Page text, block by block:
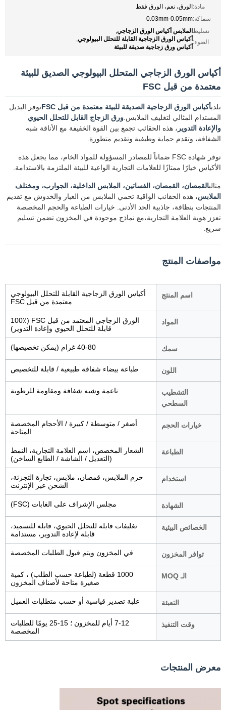
مادة:الورق، نعم، الورق فقط
سماكة:0.03mm-0.05mm
تسليط
الضوء:
الملابس أكياس الورق الزجاجي,
أكياس الورق الزجاجية القابلة للتحلل البيولوجي,
أكياس ورق زجاجية صديقة للبيئة
أكياس الورق الزجاجي المتحلل البيولوجي الصديق للبيئة
معتمدة من قبل FSC
بلديأكياس الورق الزجاجية الصديقة للبيئة معتمدة من قبل FSC
توفر البديل
المستدام المثالي لتغليف الملابس. ورق الزجاج القابل للتحلل الحيوي
والإعادة التدوير ، هذه الحقائب تجمع بين القوة الخفيفة مع الأناقة شبه
الشفافة، وتقدم حماية وظيفية وتقديم متطورة.
توفر شهادة FSC ضماناً للمصادر المسؤولة للمواد الخام، مما يجعل هذه
الأكياس خيارًا ممتازًا للعلامات التجارية الواعية للبيئة الملتزمة بالاستدامة.
مثاليالقمصان، القمصان، الفساتين، الملابس الداخلية، الجوارب، ومختلف
الملابس، هذه الحقائب الواقية تحمي الملابس من الغبار والخدوش مع تقديم
المنتجات بنظافة، جاذبية الحد الأدنى. خيارات الطباعة والحجم المخصصة
تعزز هوية العلامة التجارية،مع نماذج موجودة في المخزون تضمن تسليم
سريع.
مواصفات المنتج
اسم المنتج
أكياس الورق الزجاجية القابلة للتحلل البيولوجي
معتمدة من قبل FSC
المواد
الورق الزجاجي المعتمد من قبل FSC (100٪
قابلة للتحلل الحيوي وإعادة التدوير)
سمك 40-80 غرام (يمكن تخصيصها)
اللون طباعة بيضاء شفافة طبيعية / قابلة للتخصيص
التشطيب
السطحي
ناعمة وشبه شفافة ومقاومة للرطوبة
خيارات الحجم
أصغر / متوسطة / كبيرة / الأحجام المخصصة
المتاحة
الطباعة
الشعار المخصص، اسم العلامة التجارية، النمط
(التعديل / الشاشة / الطابع الساخن)
استخدام
حزم الملابس، قمصان، ملابس، تجارة التجزئة،
الشحن عبر الإنترنت
الشهادة مجلس الإشراف على الغابات (FSC)
الخصائص البيئية
تغليفات قابلة للتحلل الحيوي، قابلة للتسميد،
قابلة لإعادة التدوير، مستدامة
توافر المخزون في المخزون ويتم قبول الطلبات المخصصة
الـ MOQ
1000 قطعة (لطباعة حسب الطلب) ، كمية
صغيرة متاحة لأصناف المخزون
التعبئة علبة تصدير قياسية أو حسب متطلبات العميل
وقت التنفيذ
7-12 أيام للمخزون ؛ 15-25 يومًا للطلبات
المخصصة
معرض المنتجات